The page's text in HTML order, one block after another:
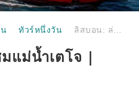
ทัวร์หนึ่งวัน
แม่น้ำเตโจ |